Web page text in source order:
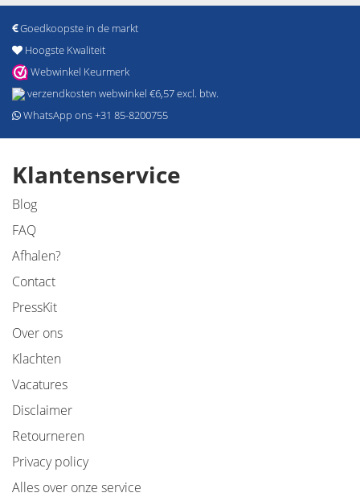
Goedkoopste in de markt
Hoogste Kwaliteit
Webwinkel Keurmerk
verzendkosten webwinkel €6,57 excl. btw.
WhatsApp ons +31 85-8200755
Klantenservice
Blog
FAQ
Afhalen?
Contact
PressKit
Over ons
Klachten
Vacatures
Disclaimer
Retourneren
Privacy policy
Alles over onze service